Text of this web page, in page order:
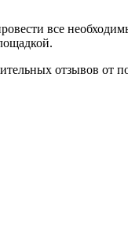
все
отзывов от